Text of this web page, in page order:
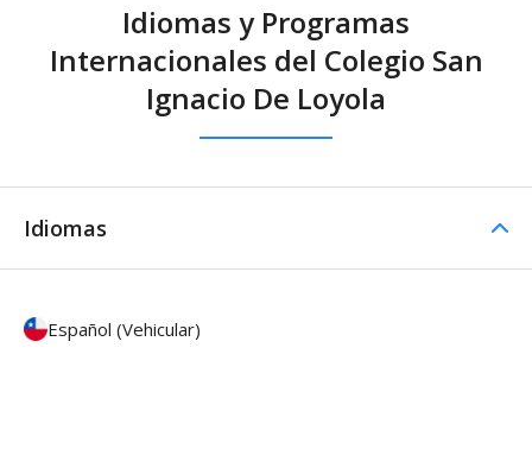
Idiomas y Programas
Internacionales del Colegio San
Ignacio De Loyola
Idiomas
Español (Vehicular)